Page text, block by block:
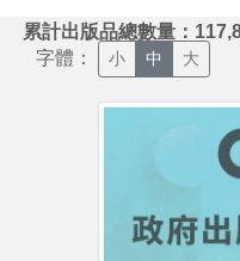
累計出版品總數量：
字體： 小 中 大